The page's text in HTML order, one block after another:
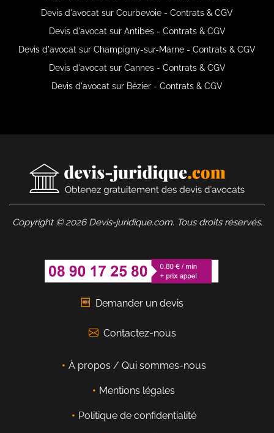
Devis d'avocat sur Courbevoie - Contrats & CGV
Devis d'avocat sur Antibes - Contrats & CGV
Devis d'avocat sur Champigny-sur-Marne - Contrats & CGV
Devis d'avocat sur Cannes - Contrats & CGV
Devis d'avocat sur Bézier - Contrats & CGV
Copyright © 2026 Devis-juridique.com. Tous droits réservés.
Demander un devis
Contactez-nous
À propos / Qui sommes-nous
Mentions légales
Politique de confidentialité